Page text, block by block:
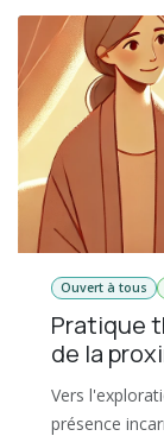
Ouvert à tous
Pratique
de la
Vers
présence